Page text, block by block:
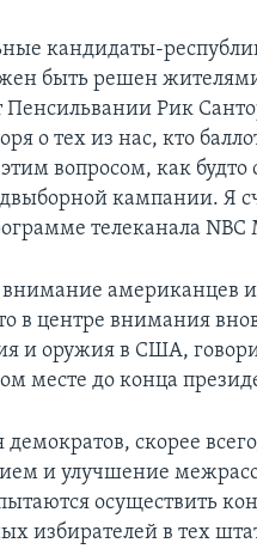
кандидаты-
быть решен
Пенсильвании Рик
о тех из нас, кто
вопросом, как
кампании. Я
телеканала NBC
внимание американцев
в центре внимания
и оружия в США,
месте до конца
скорее
и улучшение
осуществить
избирателей в тех